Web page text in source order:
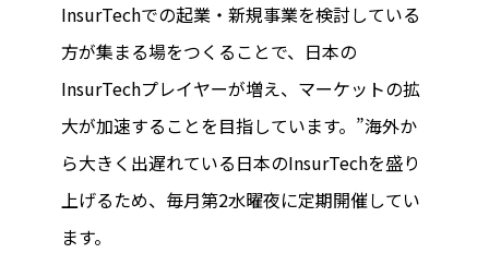
InsurTechでの起業・新規事業を検討している
方が集まる場をつくることで、日本の
InsurTechプレイヤーが増え、マーケットの拡
大が加速することを目指しています。”海外か
ら大きく出遅れている日本のInsurTechを盛り
上げるため、毎月第2水曜夜に定期開催してい
ます。